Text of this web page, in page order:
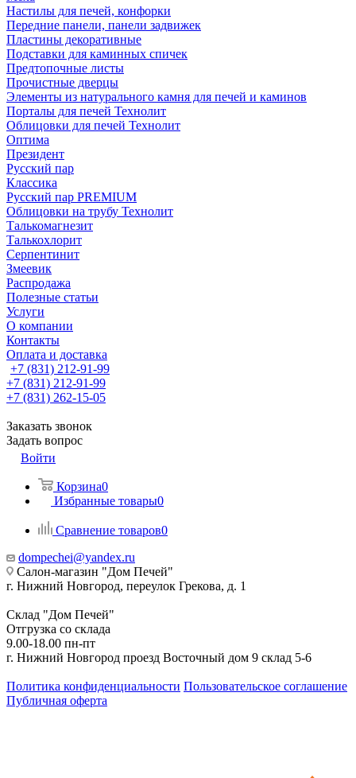
Настилы для печей, конфорки
Передние панели, панели задвижек
Пластины декоративные
Подставки для каминных спичек
Предтопочные листы
Прочистные дверцы
Элементы из натурального камня для печей и каминов
Порталы для печей Технолит
Облицовки для печей Технолит
Оптима
Президент
Русский пар
Классика
Русский пар PREMIUM
Облицовки на трубу Технолит
Талькомагнезит
Талькохлорит
Серпентинит
Змеевик
Распродажа
Полезные статьи
Услуги
О компании
Контакты
Оплата и доставка
+7 (831) 212-91-99
+7 (831) 212-91-99
+7 (831) 262-15-05
Заказать звонок
Задать вопрос
Войти
Корзина0
Избранные товары0
Сравнение товаров0
dompechei@yandex.ru
Салон-магазин "Дом Печей"
г. Нижний Новгород, переулок Грекова, д. 1
Склад "Дом Печей"
Отгрузка со склада
9.00-18.00 пн-пт
г. Нижний Новгород проезд Восточный дом 9 склад 5-6
Политика конфиденциальности Пользовательское соглашение
Публичная оферта